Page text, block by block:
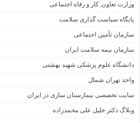
وزارت تعاون, کار و رفاه اجتماعی
پایگاه سیاست گذاری سلامت
سازمان تأمین اجتماعی
سازمان بیمه سلامت ایران
دانشگاه علوم پزشکی شهید بهشتی
واحد تهران شمال
سایت تخصصی بیمارستان سازی در ایران
وبلاگ دکتر خلیل علی محمدزاده